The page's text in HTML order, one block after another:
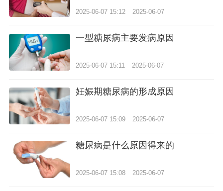
2025-06-07 15:12 2025-06-07
一型糖尿病主要发病原因
2025-06-07 15:11 2025-06-07
妊娠期糖尿病的形成原因
2025-06-07 15:09 2025-06-07
糖尿病是什么原因得来的
2025-06-07 15:08 2025-06-07